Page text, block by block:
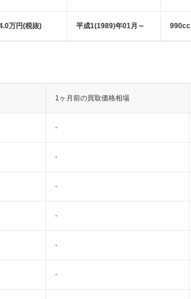
万円(税抜) 平成1(1989)年01月～ 990cc
1ヶ月前の買取価格相場
-
-
-
-
-
-